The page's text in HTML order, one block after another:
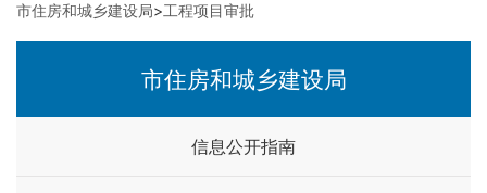
市住房和城乡建设局>工程项目审批
市住房和城乡建设局
信息公开指南